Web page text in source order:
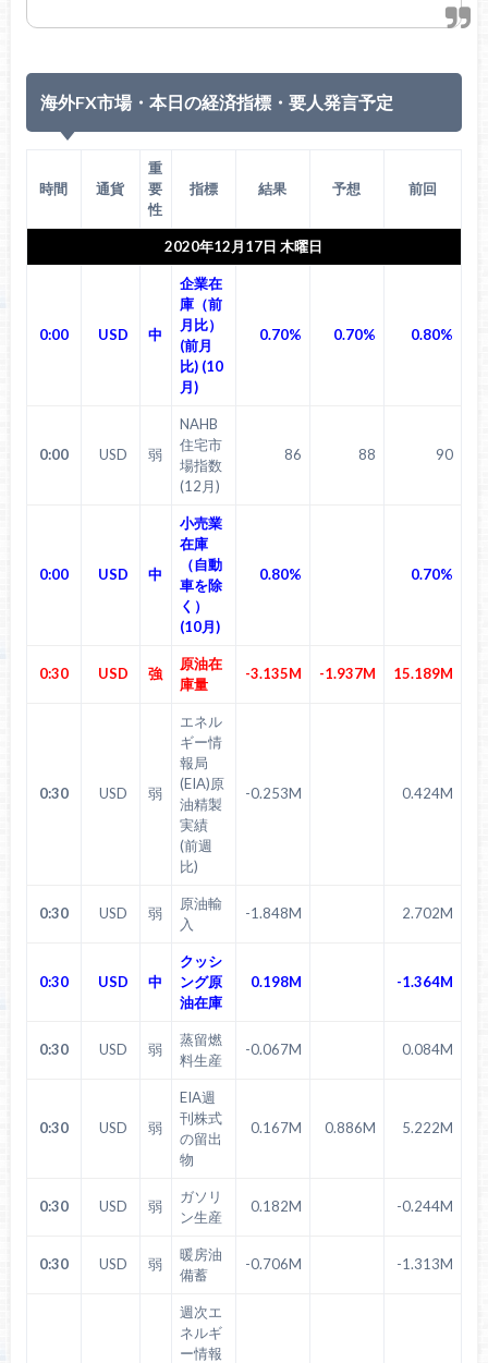
海外FX市場・本日の経済指標・要人発言予定
時間 通貨
重
要
性
指標 結果 予想 前回
2020年12月17日 木曜日
0:00 USD 中
企業在
庫（前
月比）
(前月
比) (10
月)
0.70% 0.70% 0.80%
0:00 USD 弱
NAHB
住宅市
場指数
(12月)
86 88 90
0:00 USD 中
小売業
在庫
（自動
車を除
く）
(10月)
0.80% 0.70%
0:30 USD 強
原油在
庫量
-3.135M -1.937M 15.189M
0:30 USD 弱
エネル
ギー情
報局
(EIA)原
油精製
実績
(前週
比)
-0.253M 0.424M
0:30 USD 弱
原油輸
入
-1.848M 2.702M
0:30 USD 中
クッシ
ング原
油在庫
0.198M -1.364M
0:30 USD 弱
蒸留燃
料生産
-0.067M 0.084M
0:30 USD 弱
EIA週
刊株式
の留出
物
0.167M 0.886M 5.222M
0:30 USD 弱
ガソリ
ン生産
0.182M -0.244M
0:30 USD 弱
暖房油
備蓄
-0.706M -1.313M
週次エ
ネルギ
ー情報